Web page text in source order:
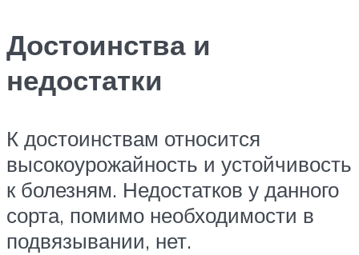
Достоинства и
недостатки
К достоинствам относится
высокоурожайность и устойчивость
к болезням. Недостатков у данного
сорта, помимо необходимости в
подвязывании, нет.